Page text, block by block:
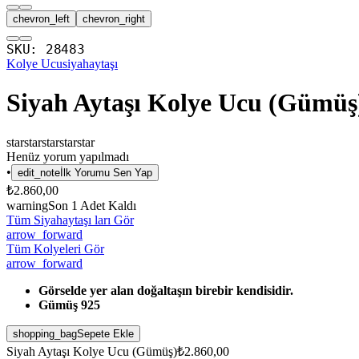
chevron_left chevron_right
SKU: 28483
Kolye Ucusiyahaytaşı
Siyah Aytaşı Kolye Ucu
starstarstarstarstar
Henüz yorum yapılmadı
• edit_note İlk Yorumu Sen Yap
₺2.860,00
warningSon 1 Adet Kaldı
Tüm Siyahaytaşı ları Gör
arrow_forward
Tüm Kolyeleri Gör
arrow_forward
Görselde yer alan doğaltaşın birebir kendisidir.
Gümüş 925
shopping_bagSepete Ekle
Siyah Aytaşı Kolye Ucu (Gümüş)₺2.860,00